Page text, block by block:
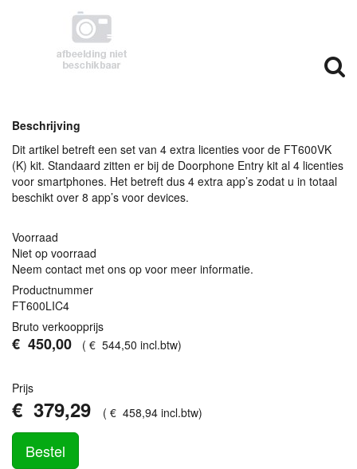
Beschrijving
Dit artikel betreft een set van 4 extra licenties voor de FT600VK
(K) kit. Standaard zitten er bij de Doorphone Entry kit al 4 licenties
voor smartphones. Het betreft dus 4 extra app’s zodat u in totaal
beschikt over 8 app’s voor devices.
Voorraad
Niet op voorraad
Neem contact met ons op voor meer informatie.
Productnummer
FT600LIC4
Bruto verkoopprijs
€ 450,00 ( € 544,50 incl.btw)
Prijs
€ 379,29 ( € 458,94 incl.btw)
Bestel